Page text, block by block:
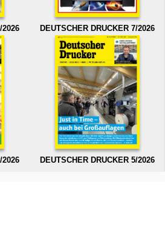
2026 DEUTSCHER DRUCKER 7/2026
2026 DEUTSCHER DRUCKER 5/2026